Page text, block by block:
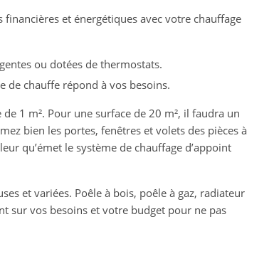
et énergétiques avec votre chauffage
ou dotées de thermostats.
de chauffe répond à vos besoins.
1 m². Pour une surface de 20 m², il faudra un
bien les portes, fenêtres et volets des pièces à
qu’émet le système de chauffage d’appoint
et variées. Poêle à bois, poêle à gaz, radiateur
sur vos besoins et votre budget pour ne pas